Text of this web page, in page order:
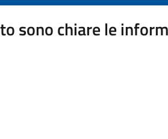
sono chiare le